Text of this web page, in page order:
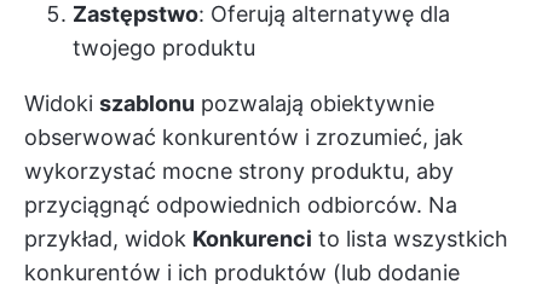
Zastępstwo: Oferują alternatywę dla
twojego produktu
Widoki szablonu pozwalają obiektywnie
obserwować konkurentów i zrozumieć, jak
wykorzystać mocne strony produktu, aby
przyciągnąć odpowiednich odbiorców. Na
przykład, widok Konkurenci to lista wszystkich
konkurentów i ich produktów (lub dodanie